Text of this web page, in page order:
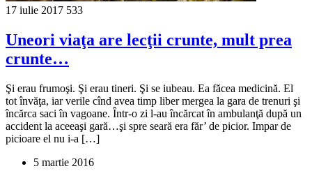
17 iulie 2017 533
Uneori viaţa are lecţii crunte, mult prea
crunte…
Şi erau frumoşi. Şi erau tineri. Şi se iubeau. Ea făcea medicină. El
tot învăţa, iar verile cînd avea timp liber mergea la gara de trenuri şi
încărca saci în vagoane. Într-o zi l-au încărcat în ambulanţă după un
accident la aceeaşi gară…şi spre seară era făr’ de picior. Impar de
picioare el nu i-a […]
5 martie 2016